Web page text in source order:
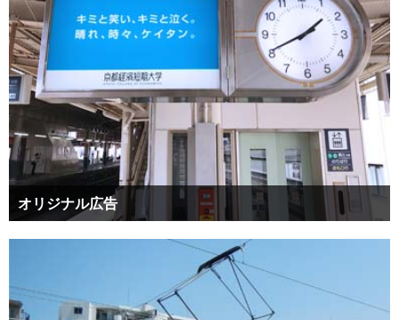
オリジナル広告
をお値打ち価格で提案できます。